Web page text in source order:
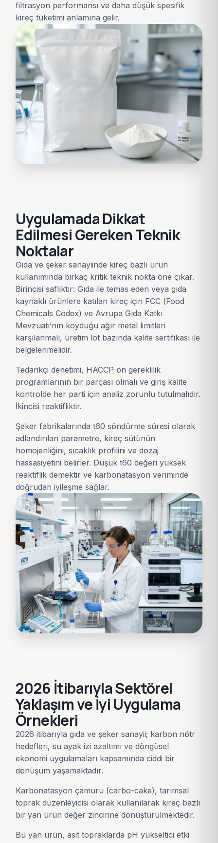
filtrasyon performansı ve daha düşük spesifik
kireç tüketimi anlamına gelir.
Uygulamada Dikkat
Edilmesi Gereken Teknik
Noktalar
Gıda ve şeker sanayiinde kireç bazlı ürün
kullanımında birkaç kritik teknik nokta öne çıkar.
Birincisi saflıktır: Gıda ile temas eden veya gıda
kaynaklı ürünlere katılan kireç için FCC (Food
Chemicals Codex) ve Avrupa Gıda Katkı
Mevzuatı’nın koyduğu ağır metal limitleri
karşılanmalı, üretim lot bazında kalite sertifikası ile
belgelenmelidir.
Tedarikçi denetimi, HACCP ön gereklilik
programlarının bir parçası olmalı ve giriş kalite
kontrolde her parti için analiz zorunlu tutulmalıdır.
İkincisi reaktifliktir.
Şeker fabrikalarında t60 söndürme süresi olarak
adlandırılan parametre, kireç sütünün
homojenliğini, sıcaklık profilini ve dozaj
hassasiyetini belirler. Düşük t60 değeri yüksek
reaktiflik demektir ve karbonatasyon veriminde
doğrudan iyileşme sağlar.
2026 İtibarıyla Sektörel
Yaklaşım ve İyi Uygulama
Örnekleri
2026 itibarıyla gıda ve şeker sanayii; karbon nötr
hedefleri, su ayak izi azaltımı ve döngüsel
ekonomi uygulamaları kapsamında ciddi bir
dönüşüm yaşamaktadır.
Karbonatasyon çamuru (carbo-cake), tarımsal
toprak düzenleyicisi olarak kullanılarak kireç bazlı
bir yan ürün değer zincirine dönüştürülmektedir.
Bu yan ürün, asit topraklarda pH yükseltici etki